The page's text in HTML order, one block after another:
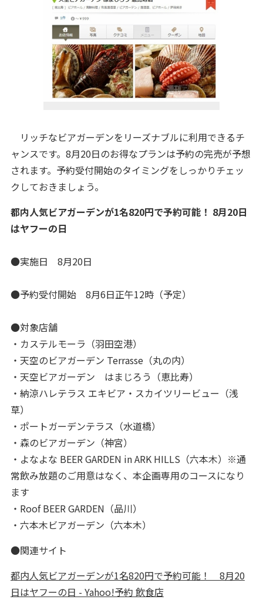
リッチなビアガーデンをリーズナブルに利用できるチ
ャンスです。8月20日のお得なプランは予約の完売が予想
されます。予約受付開始のタイミングをしっかりチェッ
クしておきましょう。
都内人気ビアガーデンが1名820円で予約可能！ 8月20日
はヤフーの日
●実施日 8月20日
●予約受付開始 8月6日正午12時（予定）
●対象店舗
・カステルモーラ（羽田空港）
・天空のビアガーデン Terrasse（丸の内）
・天空ビアガーデン はまじろう（恵比寿）
・納涼ハレテラス エキビア・スカイツリービュー（浅
草）
・ポートガーデンテラス（水道橋）
・森のビアガーデン（神宮）
・よなよな BEER GARDEN in ARK HILLS（六本木）※通
常飲み放題のご用意はなく、本企画専用のコースになり
ます
・Roof BEER GARDEN（品川）
・六本木ビアガーデン（六本木）
●関連サイト
都内人気ビアガーデンが1名820円で予約可能！ 8月20
日はヤフーの日 - Yahoo!予約 飲食店